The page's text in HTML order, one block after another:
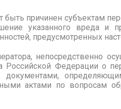
причинен субъектам
указанного вреда
предусмотренных
непосредственно
Российской Федерации о
документами,
актами по вопросам